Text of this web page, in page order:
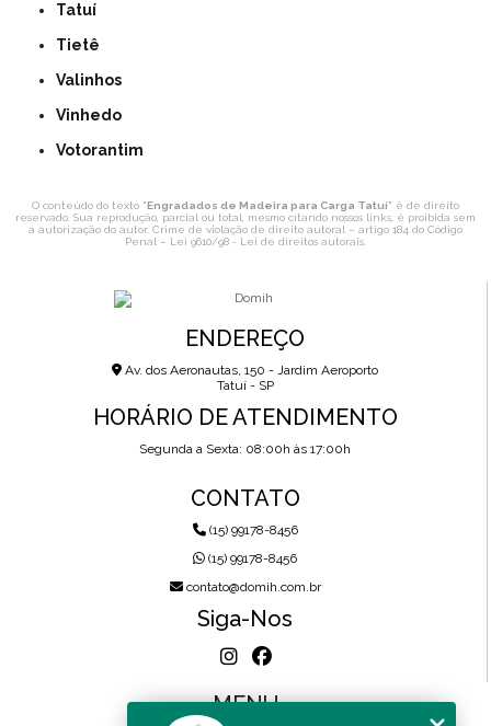
Tatuí
Tietê
Valinhos
Vinhedo
Votorantim
O conteúdo do texto "Engradados de Madeira para Carga Tatuí" é de direito
reservado. Sua reprodução, parcial ou total, mesmo citando nossos links, é proibida sem
a autorização do autor. Crime de violação de direito autoral – artigo 184 do Código
Penal – Lei 9610/98 - Lei de direitos autorais
ENDEREÇO
Av. dos Aeronautas, 150 - Jardim Aeroporto
Tatuí - SP
HORÁRIO DE ATENDIMENTO
Segunda a Sexta: 08:00h às 17:00h
CONTATO
(15) 99178-8456
(15) 99178-8456
contato@domih.com.br
Siga-Nos
MENU